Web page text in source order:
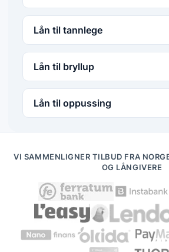
Lån til tannlege
Lån til bryllup
Lån til oppussing
VI SAMMENLIGNER TILBUD FRA
OG LÅNGIVERE